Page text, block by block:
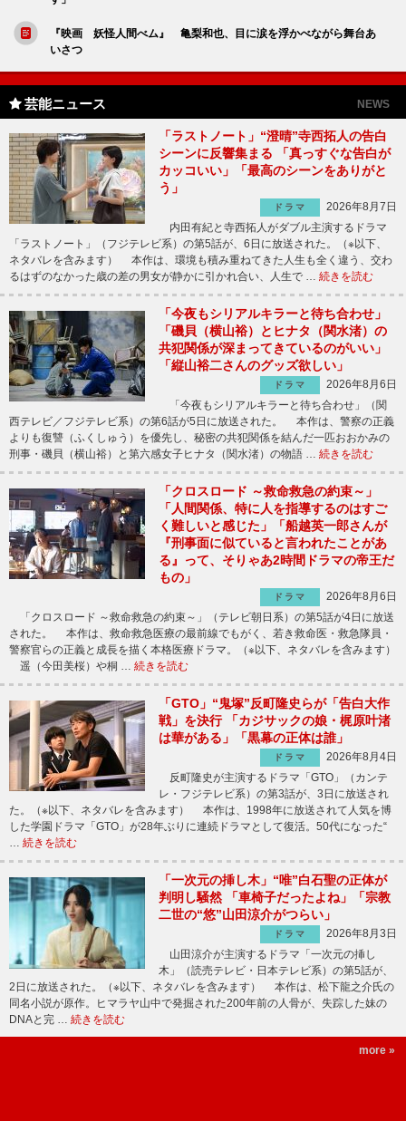
『映画 妖怪人間べム』 亀梨和也、目に涙を浮かべながら舞台あ
いさつ
芸能ニュース NEWS
「ラストノート」“澄晴”寺西拓人の告白
シーンに反響集まる 「真っすぐな告白が
カッコいい」「最高のシーンをありがと
う」
ドラマ
2026年8月7日
内田有紀と寺西拓人がダブル主演するドラマ
「ラストノート」（フジテレビ系）の第5話が、6日に放送された。（※以下、
ネタバレを含みます） 本作は、環境も積み重ねてきた人生も全く違う、交わ
るはずのなかった歳の差の男女が静かに引かれ合い、人生で … 続きを読む
「今夜もシリアルキラーと待ち合わせ」
「磯貝（横山裕）とヒナタ（関水渚）の
共犯関係が深まってきているのがいい」
「縦山裕二さんのグッズ欲しい」
ドラマ
2026年8月6日
「今夜もシリアルキラーと待ち合わせ」（関
西テレビ／フジテレビ系）の第6話が5日に放送された。 本作は、警察の正義
よりも復讐（ふくしゅう）を優先し、秘密の共犯関係を結んだ一匹おおかみの
刑事・磯貝（横山裕）と第六感女子ヒナタ（関水渚）の物語 … 続きを読む
「クロスロード ～救命救急の約束～」
「人間関係、特に人を指導するのはすご
く難しいと感じた」「船越英一郎さんが
『刑事面に似ていると言われたことがあ
る』って、そりゃあ2時間ドラマの帝王だ
もの」
ドラマ
2026年8月6日
「クロスロード ～救命救急の約束～」（テレビ朝日系）の第5話が4日に放送
された。 本作は、救命救急医療の最前線でもがく、若き救命医・救急隊員・
警察官らの正義と成長を描く本格医療ドラマ。（※以下、ネタバレを含みます）
遥（今田美桜）や桐 … 続きを読む
「GTO」“鬼塚”反町隆史らが「告白大作
戦」を決行 「カジサックの娘・梶原叶渚
は華がある」「黒幕の正体は誰」
ドラマ
2026年8月4日
反町隆史が主演するドラマ「GTO」（カンテ
レ・フジテレビ系）の第3話が、3日に放送され
た。（※以下、ネタバレを含みます） 本作は、1998年に放送されて人気を博
した学園ドラマ「GTO」が28年ぶりに連続ドラマとして復活。50代になった“
… 続きを読む
「一次元の挿し木」“唯”白石聖の正体が
判明し騒然 「車椅子だったよね」「宗教
二世の“悠”山田涼介がつらい」
ドラマ
2026年8月3日
山田涼介が主演するドラマ「一次元の挿し
木」（読売テレビ・日本テレビ系）の第5話が、
2日に放送された。（※以下、ネタバレを含みます） 本作は、松下龍之介氏の
同名小説が原作。ヒマラヤ山中で発掘された200年前の人骨が、失踪した妹の
DNAと完 … 続きを読む
more »